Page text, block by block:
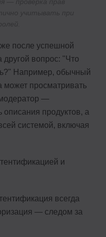
после успешной
другой вопрос: "Что
Например, обычный
может просматривать
—
описания продуктов, а
системой, включая
и
всегда
— следом за